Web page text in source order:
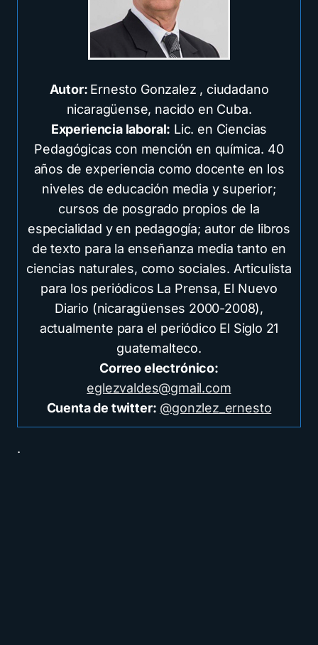
Autor: Ernesto Gonzalez , ciudadano
nicaragüense, nacido en Cuba.
Experiencia laboral: Lic. en Ciencias
Pedagógicas con mención en química. 40
años de experiencia como docente en los
niveles de educación media y superior;
cursos de posgrado propios de la
especialidad y en pedagogía; autor de libros
de texto para la enseñanza media tanto en
ciencias naturales, como sociales. Articulista
para los periódicos La Prensa, El Nuevo
Diario (nicaragüenses 2000-2008),
actualmente para el periódico El Siglo 21
guatemalteco.
Correo electrónico:
eglezvaldes@gmail.com
Cuenta de twitter: @gonzlez_ernesto
.